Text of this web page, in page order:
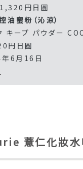
円日圓
蜜粉（沁涼）
キープ パウダー
円日圓
年6月16日
薏仁化妝